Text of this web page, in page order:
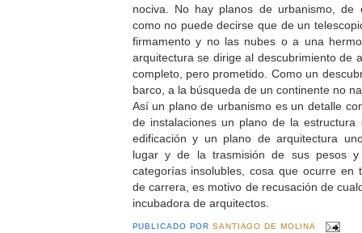
nociva. No hay planos de urbanismo, de
como no puede decirse que de un
firmamento y no las nubes o a una
arquitectura se dirige al descubrimiento de
completo, pero prometido. Como un
barco, a la búsqueda de un continente no
Así un plano de urbanismo es un detalle
de instalaciones un plano de la
edificación y un plano de arquitectura
lugar y de la trasmisión de sus pesos y
categorías insolubles, cosa que ocurre en
de carrera, es motivo de recusación de
incubadora de arquitectos.
PUBLICADO PORSANTIAGO DE MOLINA